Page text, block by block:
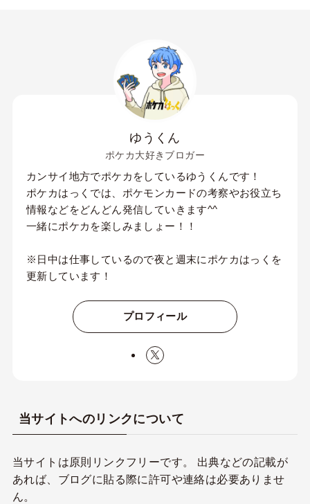
ゆうくん
ポケカ大好きブロガー
カンサイ地方でポケカをしているゆうくんです！
ポケカはっくでは、ポケモンカードの考察やお役立ち
情報などをどんどん発信していきます^^
一緒にポケカを楽しみましょー！！
※日中は仕事しているので夜と週末にポケカはっくを
更新しています！
プロフィール
当サイトへのリンクについて
当サイトは原則リンクフリーです。 出典などの記載が
あれば、ブログに貼る際に許可や連絡は必要ありませ
ん。